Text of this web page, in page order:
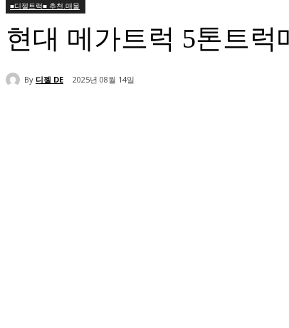
■디젤트럭■ 추천.매물
현대 메가트럭 5톤트
By 디젤 DE 2025년 08월 14일